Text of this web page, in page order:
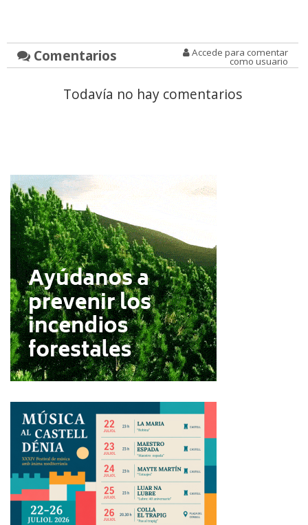
Comentarios Accede para comentar
como usuario
Todavía no hay comentarios